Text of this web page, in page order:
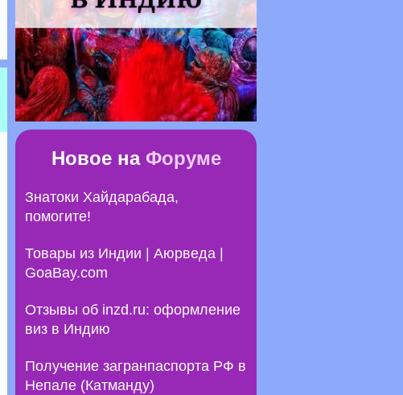
Новое на Форуме
Знатоки Хайдарабада,
помогите!
Товары из Индии | Аюрведа |
GoaBay.com
Отзывы об inzd.ru: оформление
виз в Индию
Получение загранпаспорта РФ в
Непале (Катманду)